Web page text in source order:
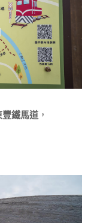
豐鐵馬道 ，